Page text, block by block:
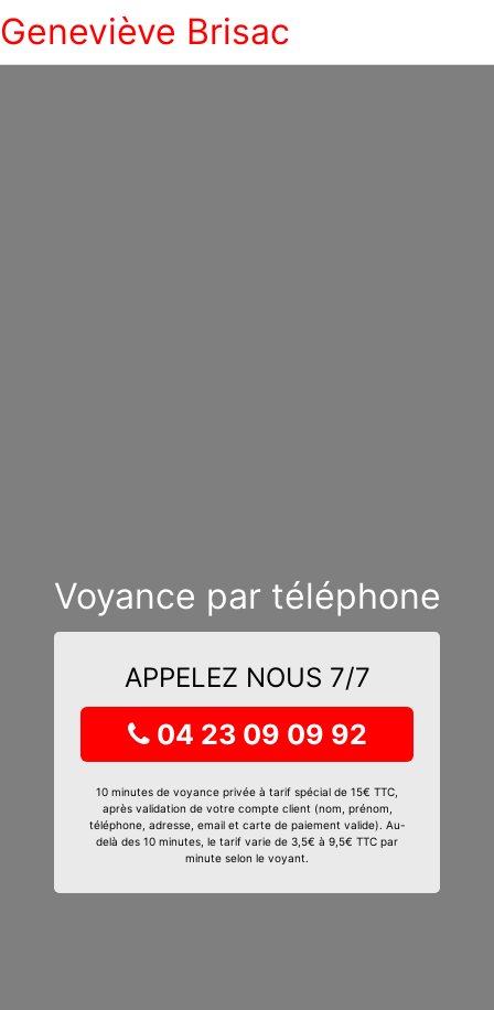
Geneviève Brisac
Voyance par téléphone
APPELEZ NOUS 7/7
04 23 09 09 92
10 minutes de voyance privée à tarif spécial de 15€ TTC,
après validation de votre compte client (nom, prénom,
téléphone, adresse, email et carte de paiement valide). Au-
delà des 10 minutes, le tarif varie de 3,5€ à 9,5€ TTC par
minute selon le voyant.